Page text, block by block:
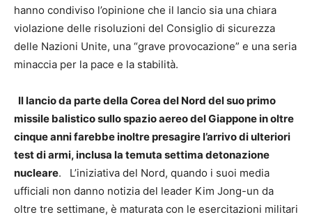
hanno condiviso l’opinione che il lancio sia una chiara
violazione delle risoluzioni del Consiglio di sicurezza
delle Nazioni Unite, una “grave provocazione” e una seria
minaccia per la pace e la stabilità.
Il lancio da parte della Corea del Nord del suo primo
missile balistico sullo spazio aereo del Giappone in oltre
cinque anni farebbe inoltre presagire l’arrivo di ulteriori
test di armi, inclusa la temuta settima detonazione
nucleare. L’iniziativa del Nord, quando i suoi media
ufficiali non danno notizia del leader Kim Jong-un da
oltre tre settimane, è maturata con le esercitazioni militari